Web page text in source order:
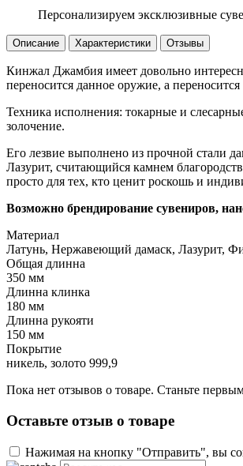
Персонализируем эксклюзивные
Описание Характеристики Отзывы
Кинжал Джамбия имеет довольно
переносится данное оружие, а
Техника исполнения: токарные и
золочение.
Его лезвие выполнено из прочной стали
Лазурит, считающийся камнем
просто для тех, кто ценит роскошь и
Возможно брендирование сувениров,
Материал
Латунь, Нержавеющий дамаск, Лазурит,
Общая длинна
350 мм
Длинна клинка
180 мм
Длинна рукояти
150 мм
Покрытие
никель, золото 999,9
Пока нет отзывов о товаре. Станьте
Оставьте отзыв о товаре
Нажимая на кнопку "Отправить", вы